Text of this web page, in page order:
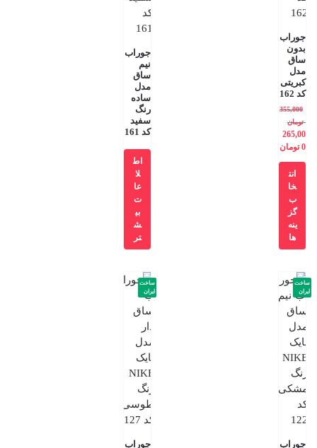
جوراب
بدون
ساق
مدل
کبریتی
کد 162
355,000
تومان
265,00
0 تومان
انت
خا
ب
گز
ینه
ها
جوراب
نیم
ساق
مدل
ساده
رنگ
سفید
کد 161
اط
لا
عا
ت
بی
ش
تر
جوراب
ساخت
ایران
جوراب
ساخت
ایران